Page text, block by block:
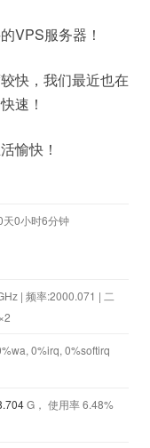
VPS服务器！
快，我们最近也在
速！
愉快！
天0小时6分钟
| 频率:2000.071 | 二
0%irq, 0%softirq
G， 使用率 6.48%